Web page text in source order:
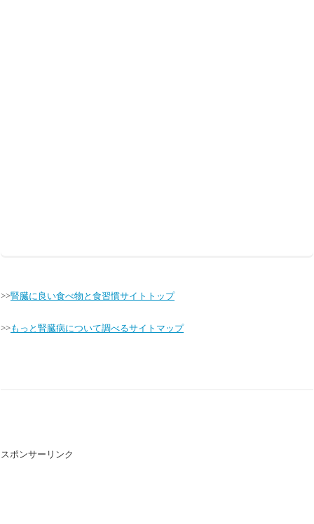
>>腎臓に良い食べ物と食習慣サイトトップ
>>もっと腎臓病について調べるサイトマップ
スポンサーリンク